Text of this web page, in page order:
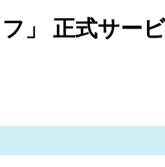
」 正式サー